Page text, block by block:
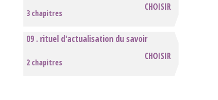
CHOISIR
3 chapitres
09 . rituel d'actualisation du savoir
CHOISIR
2 chapitres